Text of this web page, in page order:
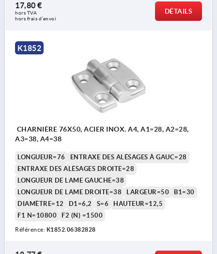
17,80 €
hors TVA
hors frais d’envoi
DÉTAILS
K1852
CHARNIÈRE 76X50, ACIER INOX. A4, A1=28, A2=28,
A3=38, A4=38
LONGUEUR=76
ENTRAXE DES ALÉSAGES À GAUC=28
ENTRAXE DES ALÉSAGES DROITE=28
LONGUEUR DE LAME GAUCHE=38
LONGUEUR DE LAME DROITE=38
LARGEUR=50
B1=30
DIAMÈTRE=12
D1=6,2 S=6
HAUTEUR=12,5
F1 N=10800
F2 (N) =1500
Référence: K1852.06382828